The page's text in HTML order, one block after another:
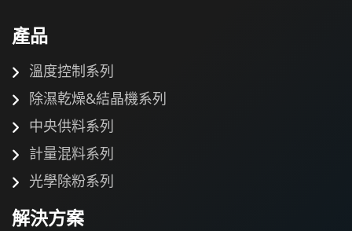
產品
溫度控制系列
除濕乾燥&結晶機系列
中央供料系列
計量混料系列
光學除粉系列
解決方案